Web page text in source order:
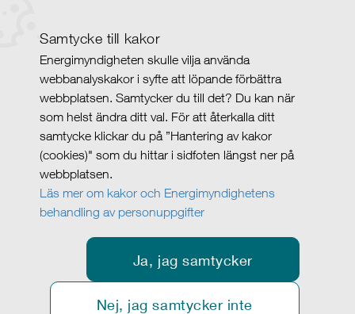
Samtycke till kakor
Energimyndigheten skulle vilja använda
webbanalyskakor i syfte att löpande förbättra
webbplatsen. Samtycker du till det? Du kan när
som helst ändra ditt val. För att återkalla ditt
samtycke klickar du på ”Hantering av kakor
(cookies)" som du hittar i sidfoten längst ner på
webbplatsen.
Läs mer om kakor och Energimyndighetens
behandling av personuppgifter
Ja, jag samtycker
Nej, jag samtycker inte